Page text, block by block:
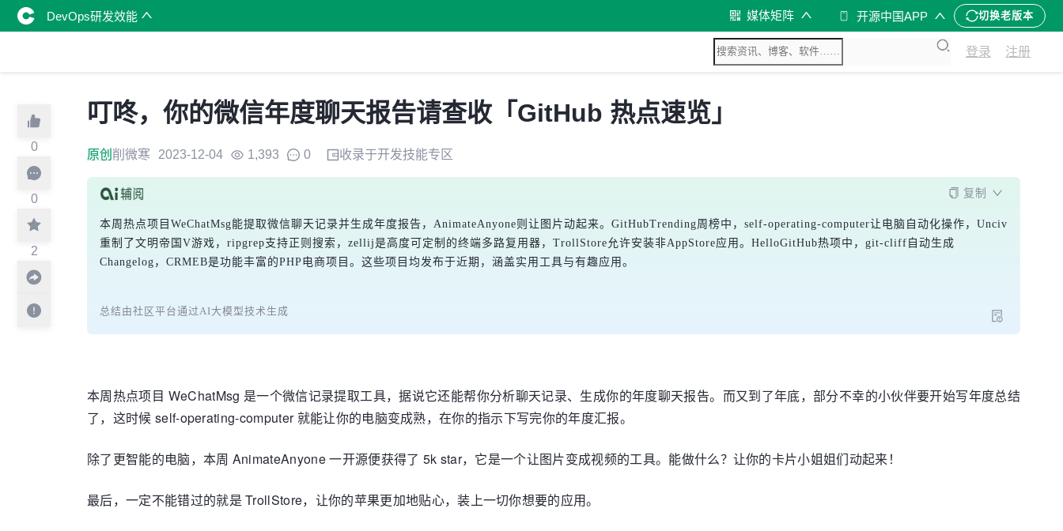
DevOps研发效能 媒体矩阵 开源中国APP 切换老版本
登录 注册
0
0
2
叮咚，你的微信年度聊天报告请查收「GitHub 热点速览」
原创 削微寒 2023-12-04 1,393 0 收录于开发技能专区
复制
本周热点项目WeChatMsg能提取微信聊天记录并生成年度报告，AnimateAnyone则让图片动起来。GitHubTrending周榜中，self-operating-computer让电脑自动化操作，Unciv
重制了文明帝国V游戏，ripgrep支持正则搜索，zellij是高度可定制的终端多路复用器，TrollStore允许安装非AppStore应用。HelloGitHub热项中，git-cliff自动生成
Changelog，CRMEB是功能丰富的PHP电商项目。这些项目均发布于近期，涵盖实用工具与有趣应用。
总结由社区平台通过AI大模型技术生成
本周热点项目 WeChatMsg 是一个微信记录提取工具，据说它还能帮你分析聊天记录、生成你的年度聊天报告。而又到了年底，部分不幸的小伙伴要开始写年度总结
了，这时候 self-operating-computer 就能让你的电脑变成熟，在你的指示下写完你的年度汇报。
除了更智能的电脑，本周 AnimateAnyone 一开源便获得了 5k star，它是一个让图片变成视频的工具。能做什么？让你的卡片小姐姐们动起来！
最后，一定不能错过的就是 TrollStore，让你的苹果更加地贴心，装上一切你想要的应用。